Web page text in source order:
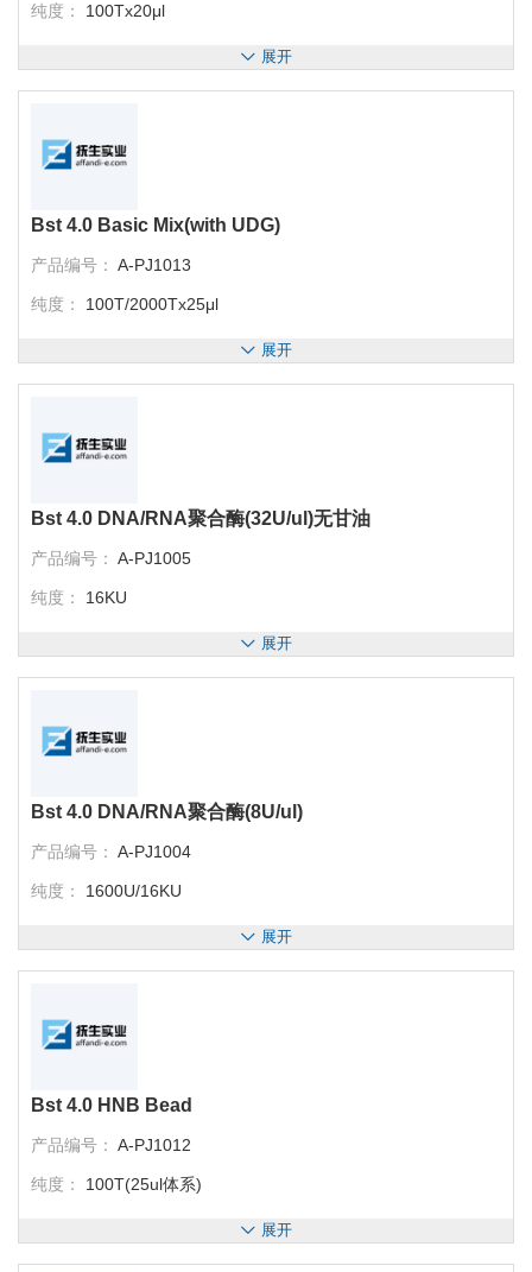
纯度： 100Tx20μl
展开
Bst 4.0 Basic Mix(with UDG)
产品编号： A-PJ1013
纯度： 100T/2000Tx25μl
展开
Bst 4.0 DNA/RNA聚合酶(32U/ul)无甘油
产品编号： A-PJ1005
纯度： 16KU
展开
Bst 4.0 DNA/RNA聚合酶(8U/ul)
产品编号： A-PJ1004
纯度： 1600U/16KU
展开
Bst 4.0 HNB Bead
产品编号： A-PJ1012
纯度： 100T(25ul体系)
展开